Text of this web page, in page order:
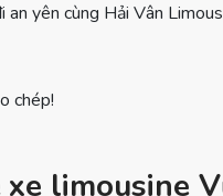
an yên cùng Hải Vân
chép!
xe limousine